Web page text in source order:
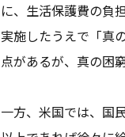
に、生活保護費の負
実施したうえで「真
点があるが、真の困
一方、米国では、国